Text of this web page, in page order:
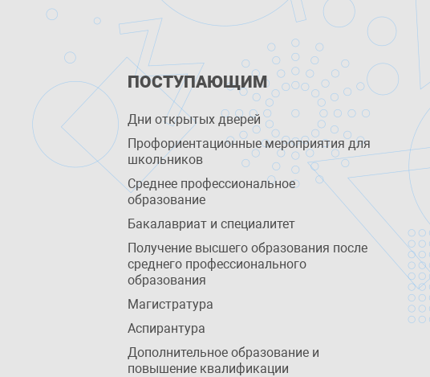
ПОСТУПАЮЩИМ
Дни открытых дверей
Профориентационные мероприятия для
школьников
Среднее профессиональное
образование
Бакалавриат и специалитет
Получение высшего образования после
среднего профессионального
образования
Магистратура
Аспирантура
Дополнительное образование и
повышение квалификации